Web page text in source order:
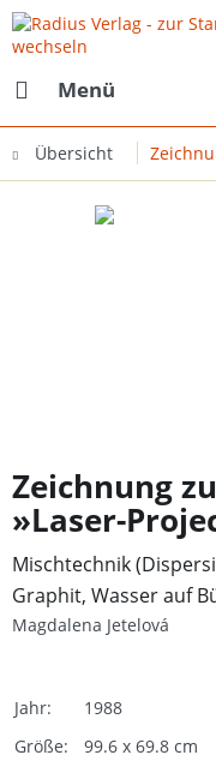
Menü
Übersicht
Zeichnung zu
»Laser-
Mischtechnik
Graphit, Wasser auf
Magdalena Jetelová
Jahr:
1988
Größe:
99.6 x 69.8 cm